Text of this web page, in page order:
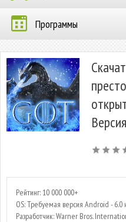
Программы
Рейтинг: 10 000 000+
OS: Требуемая версия Android -
Разработчик: Warner Bros.